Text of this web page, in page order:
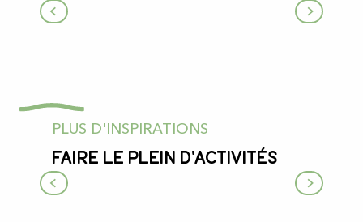
Randonnée pédestre
PLUS D'INSPIRATIONS
Faire le plein d'activités